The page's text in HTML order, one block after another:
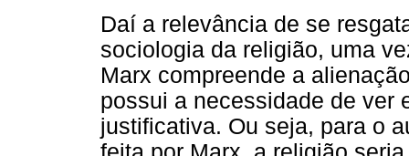
Daí a relevância de se
sociologia da religião, uma
Marx compreende a
possui a necessidade de ver
justificativa. Ou seja, para o